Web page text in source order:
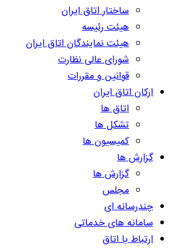
ساختار اتاق ایران
هیئت رئیسه
هیئت نمایندگان اتاق ایران
شورای عالی نظارت
قوانین و مقررات
ارکان اتاق ایران
اتاق ها
تشکل ها
کمیسیون ها
گزارش ها
گزارش ها
مجلس
چندرسانه ای
سامانه های خدماتی
ارتباط با اتاق